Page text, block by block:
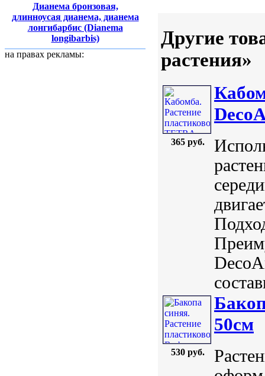
Дианема бронзовая,
длинноусая дианема, дианема
лонгибарбис (Dianema
longibarbis)
на правах рекламы:
Другие
растения»
365 руб.
530 руб.
50см